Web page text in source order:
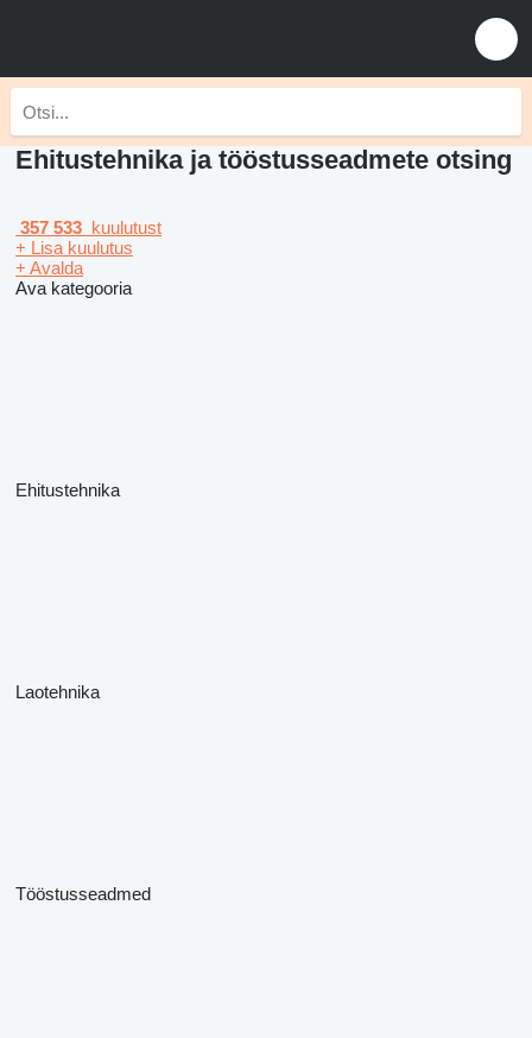
Ehitustehnika ja tööstusseadmete otsing
357 533 kuulutust
+ Lisa kuulutus
+ Avalda
Ava kategooria
Ehitustehnika
Laotehnika
Tööstusseadmed